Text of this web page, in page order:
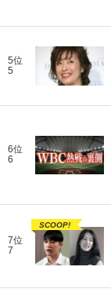
5位
5
6位
6
7位
7
SCOOP!